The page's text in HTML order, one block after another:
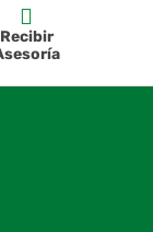
Recibir